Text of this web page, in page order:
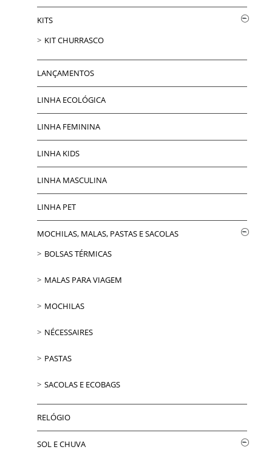
KITS
KIT CHURRASCO
LANÇAMENTOS
LINHA ECOLÓGICA
LINHA FEMININA
LINHA KIDS
LINHA MASCULINA
LINHA PET
MOCHILAS, MALAS, PASTAS E SACOLAS
BOLSAS TÉRMICAS
MALAS PARA VIAGEM
MOCHILAS
NÉCESSAIRES
PASTAS
SACOLAS E ECOBAGS
RELÓGIO
SOL E CHUVA